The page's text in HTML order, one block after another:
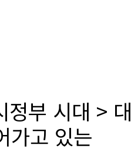
정부 시대 >
가고 있는